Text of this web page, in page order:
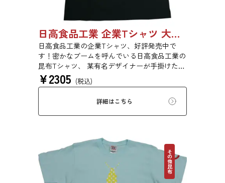
日高食品工業 企業Tシャツ 大人用
日高食品工業の企業Tシャツ、好評発売中で
す！密かなブームを呼んでいる日高食品工業の
昆布Tシャツ、 某有名デザイナーが手掛けた日
高食品工業だけのオリジナルTシャツです。 表
のデザインは、ゴールド＆シルバーの水玉柄昆
布ネクタイ。 裏のデザインは、NO KONBU，
NO LIFE...（昆布のない生活なんてありえな
い....） とても貴重な昆布ネクタイのTシャツで
なあの人へ、レアなTシャツをコレクションの
方へ、普段使いにもう１枚、隠れ日高ファンの
方、この機会にどうぞお買い求めください！
素材：6.2oz 16/1天竺 綿100％ <昆布Tシャツの
生地> 密かに根強いファンから、多くの支持を
¥2305 (税込)
詳細はこちら
その他昆布